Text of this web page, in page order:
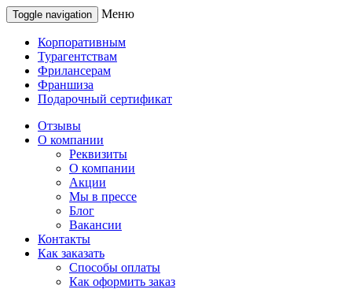
Toggle navigation Меню
Корпоративным
Турагентствам
Фрилансерам
Франшиза
Подарочный сертификат
Отзывы
О компании
Реквизиты
О компании
Акции
Мы в прессе
Блог
Вакансии
Контакты
Как заказать
Способы оплаты
Как оформить заказ